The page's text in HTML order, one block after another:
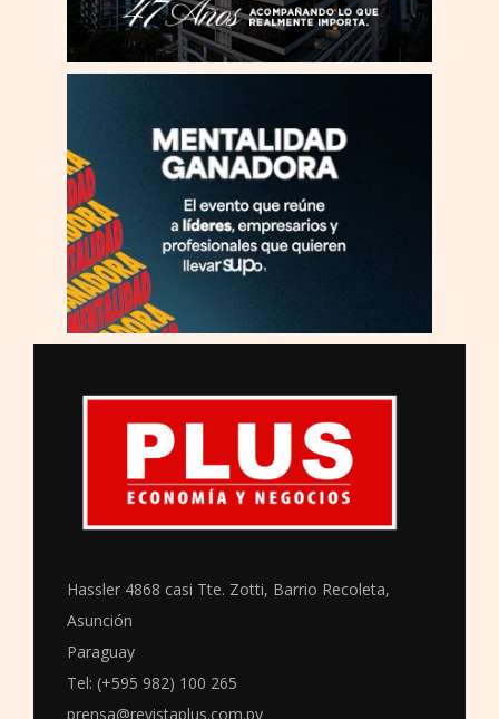
Hassler 4868 casi Tte. Zotti, Barrio Recoleta,
Asunción
Paraguay
Tel: (+595 982) 100 265
prensa@revistaplus.com.py